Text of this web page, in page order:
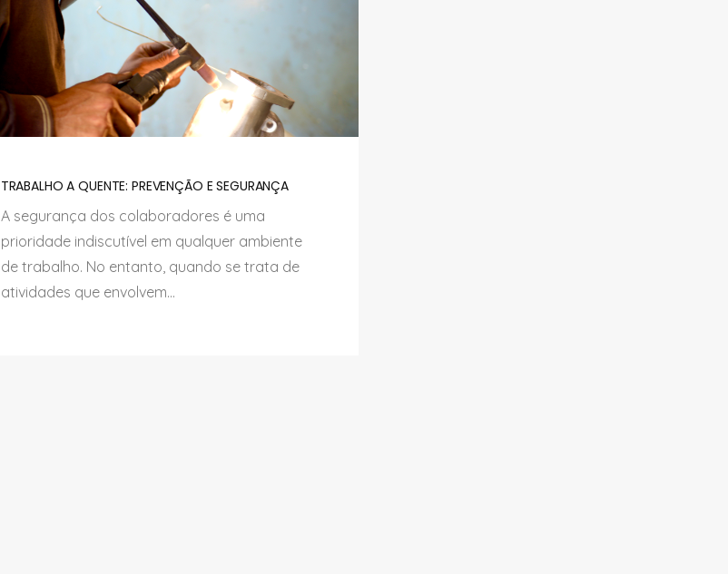
TRABALHO A QUENTE: PREVENÇÃO E SEGURANÇA
A segurança dos colaboradores é uma
prioridade indiscutível em qualquer ambiente
de trabalho. No entanto, quando se trata de
atividades que envolvem...